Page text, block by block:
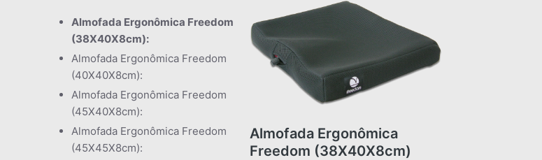
Almofada Ergonômica Freedom
(38X40X8cm):
Almofada Ergonômica Freedom
(40X40X8cm):
Almofada Ergonômica Freedom
(45X40X8cm):
Almofada Ergonômica Freedom
(45X45X8cm):
Almofada Ergonômica
Freedom (38X40X8cm)